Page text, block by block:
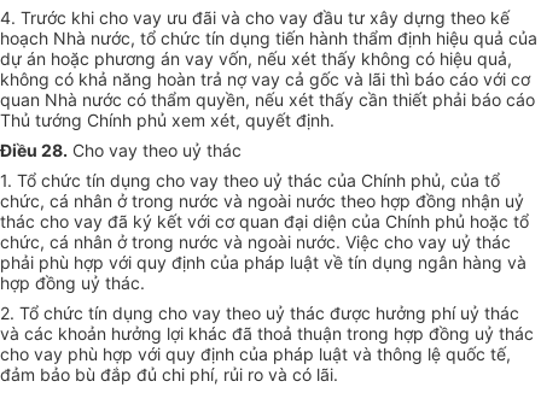
4. Trước khi cho vay ưu đãi và cho vay đầu tư xây dựng theo kế
hoạch Nhà nước, tổ chức tín dụng tiến hành thẩm định hiệu quả của
dự án hoặc phương án vay vốn, nếu xét thấy không có hiệu quả,
không có khả năng hoàn trả nợ vay cả gốc và lãi thì báo cáo với cơ
quan Nhà nước có thẩm quyền, nếu xét thấy cần thiết phải báo cáo
Thủ tướng Chính phủ xem xét, quyết định.
Điều 28. Cho vay theo uỷ thác
1. Tổ chức tín dụng cho vay theo uỷ thác của Chính phủ, của tổ
chức, cá nhân ở trong nước và ngoài nước theo hợp đồng nhận uỷ
thác cho vay đã ký kết với cơ quan đại diện của Chính phủ hoặc tổ
chức, cá nhân ở trong nước và ngoài nước. Việc cho vay uỷ thác
phải phù hợp với quy định của pháp luật về tín dụng ngân hàng và
hợp đồng uỷ thác.
2. Tổ chức tín dụng cho vay theo uỷ thác được hưởng phí uỷ thác
và các khoản hưởng lợi khác đã thoả thuận trong hợp đồng uỷ thác
cho vay phù hợp với quy định của pháp luật và thông lệ quốc tế,
đảm bảo bù đắp đủ chi phí, rủi ro và có lãi.